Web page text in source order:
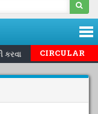
બાબત.. | |Inviting
CIRCULAR